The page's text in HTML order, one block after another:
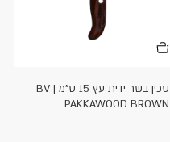
סכין בשר ידית עץ 15 ס"מ BV |
PAKKAWOOD BROWN